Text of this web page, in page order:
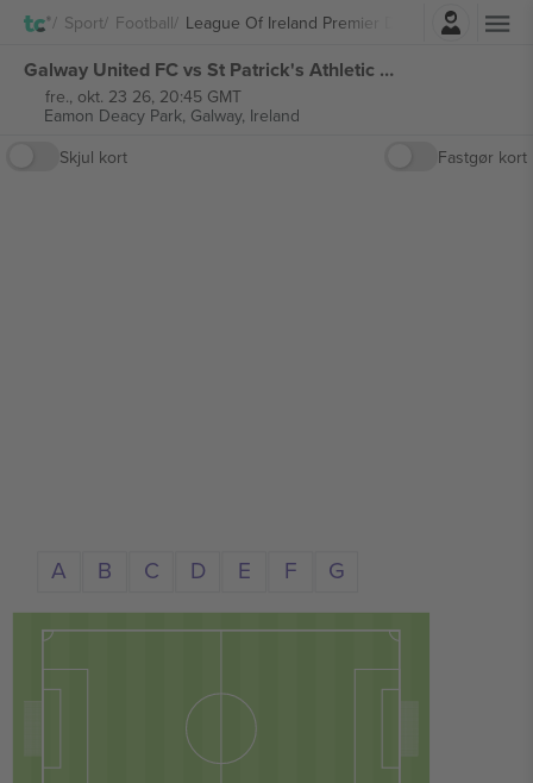
Sport Football League Of Ireland Premier Division
Log ind
Galway United FC vs St Patrick's Athletic FC League of Ireland Premier Division billetter
fre., okt. 23 26, 20:45 GMT
Eamon Deacy Park, Galway, Ireland
Skjul kort
Fastgør kort
A B C D E F G